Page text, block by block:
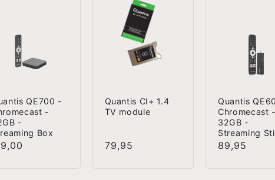
QE700 -
-
-
Box
Quantis CI+ 1.4
TV module
Normale
79,95
Quantis
Chromecast -
32GB -
Streaming
Normale
89,95